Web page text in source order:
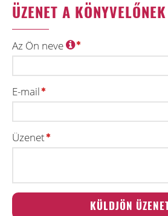
ÜZENET A KÖNYVELŐNEK
Az Ön neve
E-mail
Üzenet